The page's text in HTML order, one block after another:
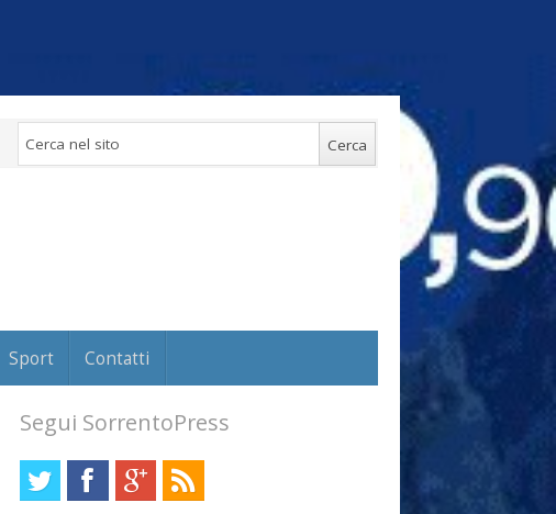
Sport Contatti
Segui SorrentoPress